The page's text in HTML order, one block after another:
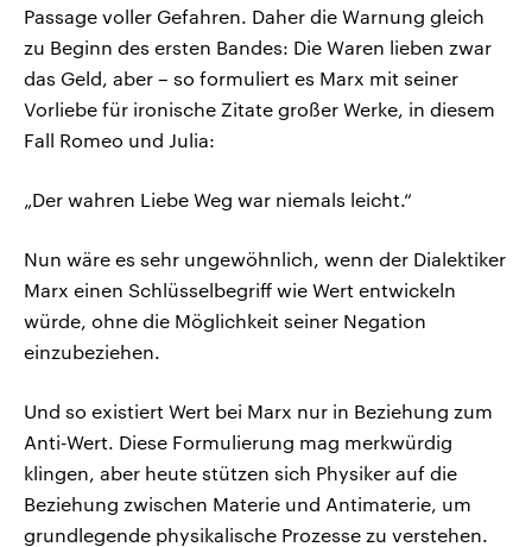
Passage voller Gefahren. Daher die Warnung gleich
zu Beginn des ersten Bandes: Die Waren lieben zwar
das Geld, aber – so formuliert es Marx mit seiner
Vorliebe für ironische Zitate großer Werke, in diesem
Fall Romeo und Julia:
„Der wahren Liebe Weg war niemals leicht.“
Nun wäre es sehr ungewöhnlich, wenn der Dialektiker
Marx einen Schlüsselbegriff wie Wert entwickeln
würde, ohne die Möglichkeit seiner Negation
einzubeziehen.
Und so existiert Wert bei Marx nur in Beziehung zum
Anti‑Wert. Diese Formulierung mag merkwürdig
klingen, aber heute stützen sich Physiker auf die
Beziehung zwischen Materie und Antimaterie, um
grundlegende physikalische Prozesse zu verstehen.